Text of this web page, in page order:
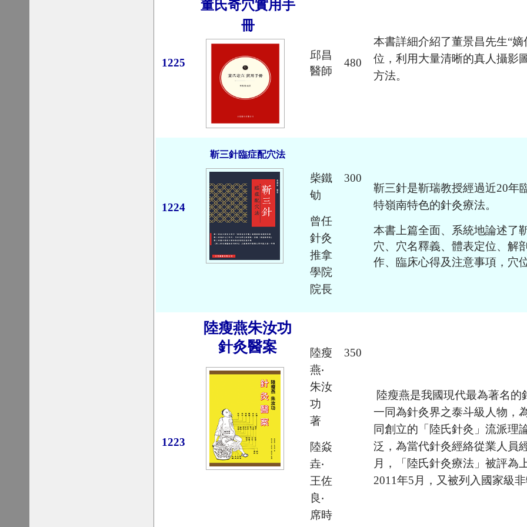
1225
董氏奇穴實用手
冊
邱昌
醫師
480
本書詳細介紹了董景昌先生“
位，利用大量清晰的真人攝影
方法。
1224
靳三針臨症配穴法
柴鐵
劬
曾任
針灸
推拿
學院
院長
300
靳三針是靳瑞教授經過近20年
特嶺南特色的針灸療法。
本書上篇全面、系統地論述了
穴、穴名釋義、體表定位、解
作、臨床心得及注意事項，穴
1223
陸瘦燕朱汝功
針灸醫案
陸瘦
燕‧
朱汝
功
著
陸焱
垚‧
王佐
良‧
席時
350
陸瘦燕是我國現代最為著名
一同為針灸界之泰斗級人物，
同創立的「陸氏針灸」流派理
泛，為當代針灸經絡從業人員
月，「陸氏針灸療法」被評為
2011年5月，又被列入國家級